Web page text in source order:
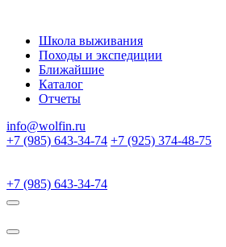
Школа выживания
Походы и экспедиции
Ближайшие
Каталог
Отчеты
info@wolfin.ru
+7 (985) 643-34-74 +7 (925) 374-48-75
+7 (985) 643-34-74